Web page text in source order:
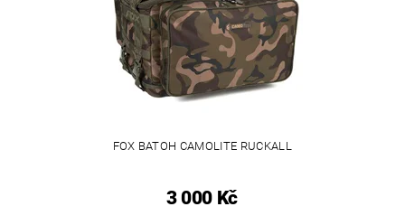
FOX BATOH CAMOLITE RUCKALL
3 000 Kč